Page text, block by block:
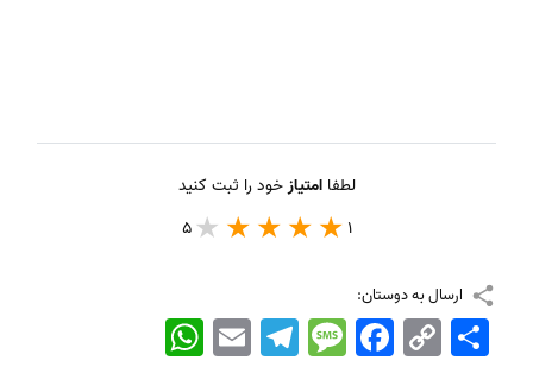
لطفاامتیازخود را ثبت کنید
1
5
ارسال به دوستان:
WhatsApp EmailTelegramMessageFacebook Copy
Link
اشتراک